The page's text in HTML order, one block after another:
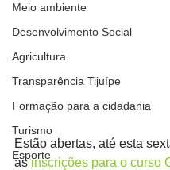
Meio ambiente
Desenvolvimento Social
Agricultura
Transparência Tijuípe
Formação para a cidadania
Turismo
Esporte
Estão abertas, até esta
as inscrições para o curso